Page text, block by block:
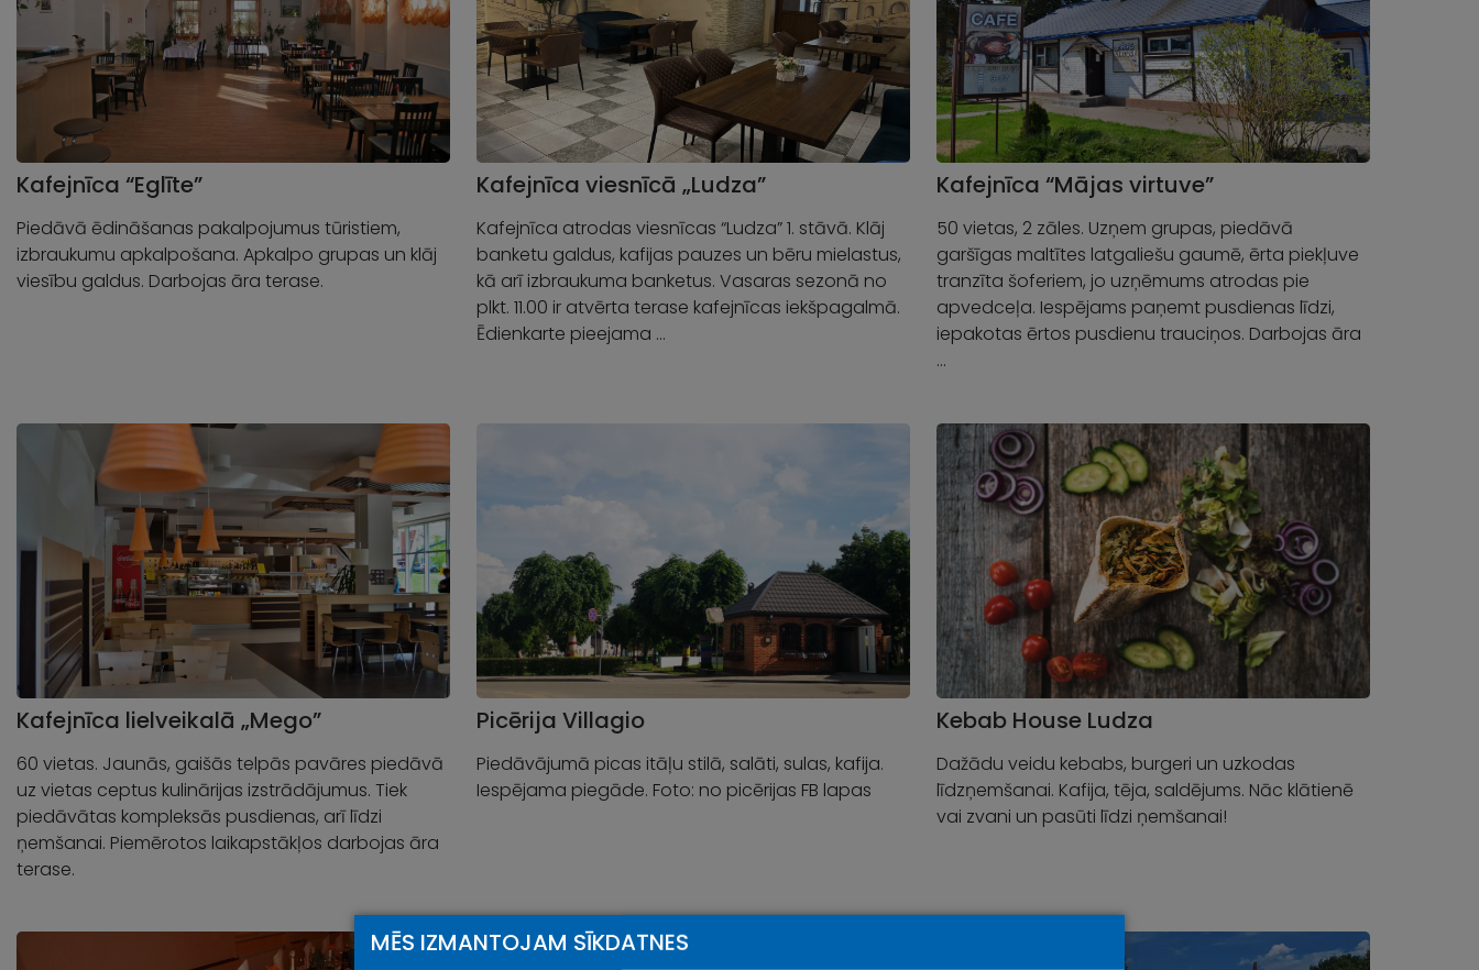
Kafejnīca “Eglīte”
Piedāvā ēdināšanas pakalpojumus tūristiem,
izbraukumu apkalpošana. Apkalpo grupas un klāj
viesību galdus. Darbojas āra terase.
Kafejnīca viesnīcā „Ludza”
Kafejnīca atrodas viesnīcas “Ludza” 1. stāvā. Klāj
banketu galdus, kafijas pauzes un bēru mielastus,
kā arī izbraukuma banketus. Vasaras sezonā no
plkt. 11.00 ir atvērta terase kafejnīcas iekšpagalmā.
Ēdienkarte pieejama …
Kafejnīca “Mājas virtuve”
50 vietas, 2 zāles. Uzņem grupas, piedāvā
garšīgas maltītes latgaliešu gaumē, ērta piekļuve
tranzīta šoferiem, jo uzņēmums atrodas pie
apvedceļa. Iespējams paņemt pusdienas līdzi,
iepakotas ērtos pusdienu trauciņos. Darbojas āra
…
Kafejnīca lielveikalā „Mego”
60 vietas. Jaunās, gaišās telpās pavāres piedāvā
uz vietas ceptus kulinārijas izstrādājumus. Tiek
piedāvātas kompleksās pusdienas, arī līdzi
ņemšanai. Piemērotos laikapstākļos darbojas āra
terase.
Picērija Villagio
Piedāvājumā picas itāļu stilā, salāti, sulas, kafija.
Iespējama piegāde. Foto: no picērijas FB lapas
Kebab House Ludza
Dažādu veidu kebabs, burgeri un uzkodas
līdzņemšanai. Kafija, tēja, saldējums. Nāc klātienē
vai zvani un pasūti līdzi ņemšanai!
MĒS IZMANTOJAM SĪKDATNES